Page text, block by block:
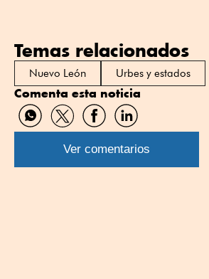
Temas relacionados
Nuevo León Urbes y estados
Comenta esta noticia
Compartir
por
WhatsApp
Compartir
por
Twitter
Compartir
por
Facebook
Compartir
por
Linkedin
Ver comentarios